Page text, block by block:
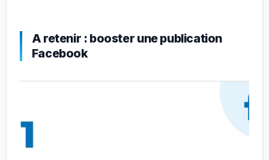
A retenir : booster une publication
Facebook